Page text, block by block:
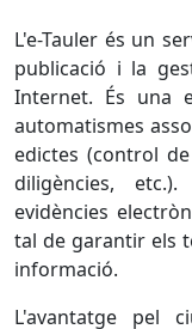
L'e-Tauler és un
publicació i la
Internet. És una
automatismes
edictes (control
diligències,
evidències
tal de garantir els
informació.
L'avantatge pel